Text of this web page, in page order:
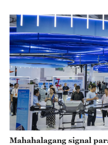
Mahahalagang signal